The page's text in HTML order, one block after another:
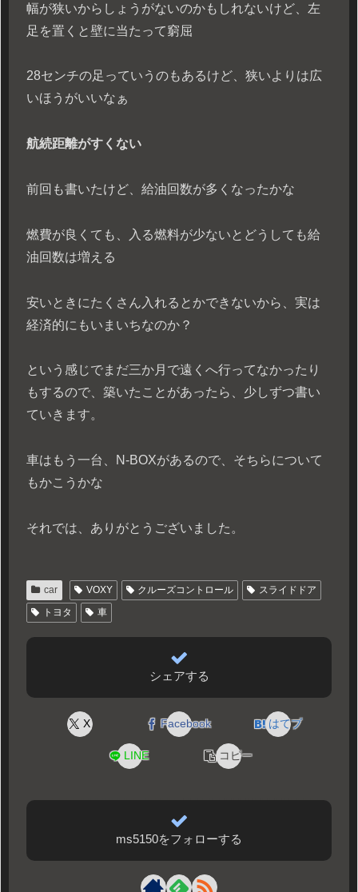
幅が狭いからしょうがないのかもしれないけど、左
足を置くと壁に当たって窮屈
28センチの足っていうのもあるけど、狭いよりは広
いほうがいいなぁ
航続距離がすくない
前回も書いたけど、給油回数が多くなったかな
燃費が良くても、入る燃料が少ないとどうしても給
油回数は増える
安いときにたくさん入れるとかできないから、実は
経済的にもいまいちなのか？
という感じでまだ三か月で遠くへ行ってなかったり
もするので、築いたことがあったら、少しずつ書い
ていきます。
車はもう一台、N-BOXがあるので、そちらについて
もかこうかな
それでは、ありがとうございました。
car VOXY クルーズコントロール
スライドドア
トヨタ
車
シェアする
X Facebook はてブ
LINE コピー
ms5150をフォローする